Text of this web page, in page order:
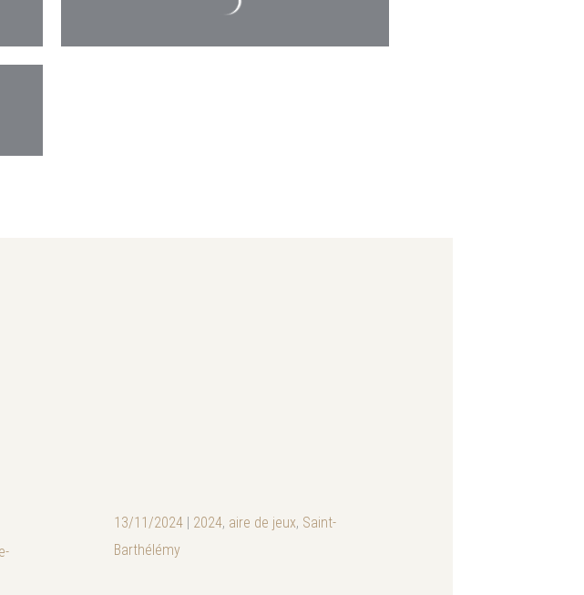
13/11/2024 | 2024, aire de jeux, Saint-
Barthélémy